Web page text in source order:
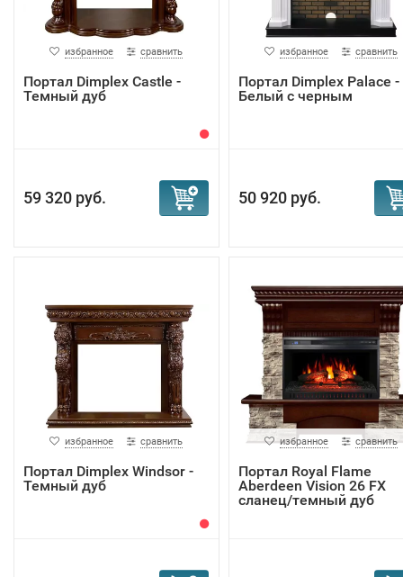
кремовый, бежевый сланец, шампань. Так что в
от предпочтений можно выбрать портал для
комнаты.
избранное сравнить
Портал Dimplex Castle -
Темный дуб
59 320 руб.
избранное сравнить
Портал Dimplex Palace -
Белый с черным
50 920 руб.
избранное сравнить
Портал Dimplex Windsor -
Темный дуб
избранное сравнить
Портал Royal Flame
Aberdeen Vision 26 FX
сланец/темный дуб